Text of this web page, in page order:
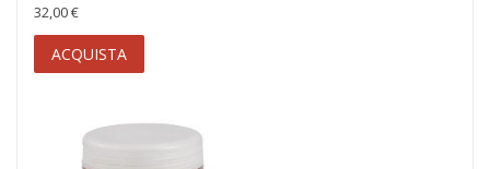
32,00 €
ACQUISTA